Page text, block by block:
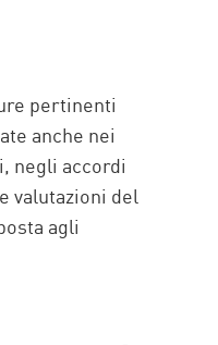
pertinenti
anche nei
negli accordi
valutazioni del
agli